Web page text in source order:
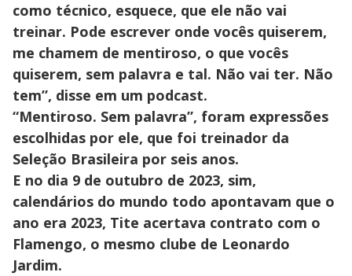
como técnico, esquece, que ele não vai
treinar. Pode escrever onde vocês quiserem,
me chamem de mentiroso, o que vocês
quiserem, sem palavra e tal. Não vai ter. Não
tem”, disse em um podcast.
“Mentiroso. Sem palavra”, foram expressões
escolhidas por ele, que foi treinador da
Seleção Brasileira por seis anos.
E no dia 9 de outubro de 2023, sim,
calendários do mundo todo apontavam que o
ano era 2023, Tite acertava contrato com o
Flamengo, o mesmo clube de Leonardo
Jardim.